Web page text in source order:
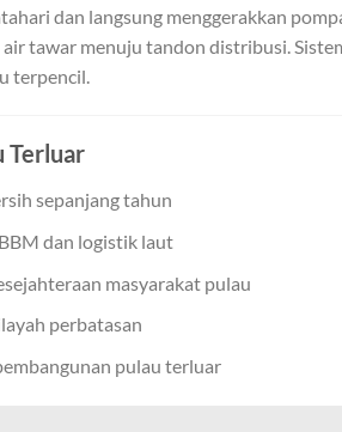
dan langsung menggerakkan
tawar menuju tandon distribusi.
terpencil.
Terluar
sepanjang tahun
dan logistik laut
masyarakat pulau
perbatasan
pulau terluar